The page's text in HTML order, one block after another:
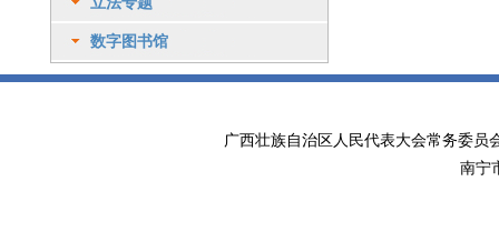
数字图书馆
广西壮族自治区人民代表大会常务委
南宁